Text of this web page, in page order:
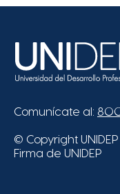
Comunícate al:
© Copyright
Firma de UNIDEP